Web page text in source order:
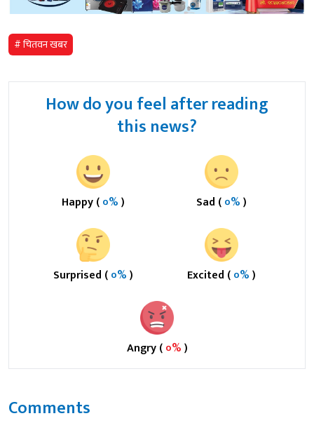
# चितवन खबर
How do you feel after reading
this news?
Happy (०%) Sad (०%)
Surprised (०%) Excited (०%)
Angry (०%)
Comments